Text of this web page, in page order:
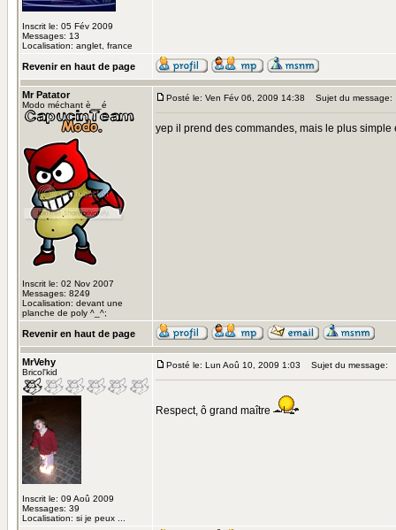
Inscrit le: 05 Fév 2009
Messages: 13
Localisation: anglet, france
Revenir en haut de page
Mr Patator
Modo méchant è__é
Inscrit le: 02 Nov 2007
Messages: 8249
Localisation: devant une
planche de poly ^_^;
Posté le: Ven Fév 06, 2009 14:38 Sujet du message:
yep il prend des commandes, mais le plus
Revenir en haut de page
MrVehy
Bricol'kid
Inscrit le: 09 Aoû 2009
Messages: 39
Localisation: si je peux ...
Posté le: Lun Aoû 10, 2009 1:03 Sujet du message:
Respect, ô grand maître